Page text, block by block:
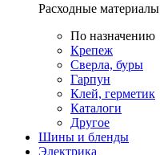
Расходные материалы
По назначению
Крепеж
Сверла, буры
Гарпун
Клей, герметик
Каталоги
Другое
Шины и бленды
Электрика